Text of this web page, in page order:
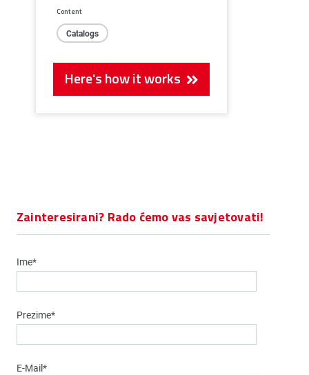
Content
Catalogs
Here's how it works
Zainteresirani? Rado ćemo vas savjetovati!
Ime*
Prezime*
E-Mail*